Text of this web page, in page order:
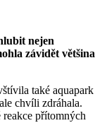
nejen
závidět většina
také aquapark
chvíli zdráhala.
přítomných